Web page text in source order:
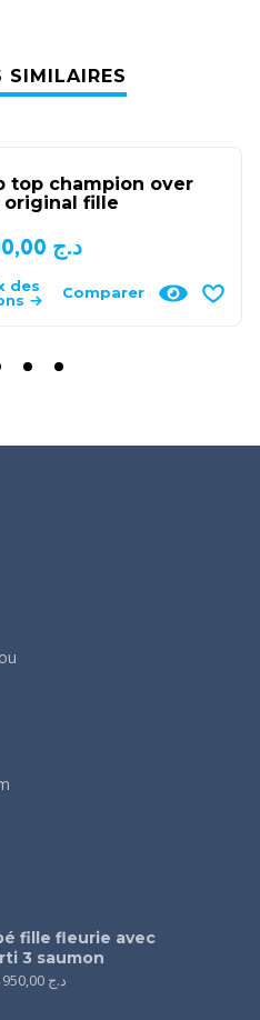
SIMILAIRES
top champion over
original fille
د.ج
des
Comparer
fille fleurie avec
3 saumon
د.ج